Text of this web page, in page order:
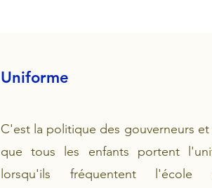
Uniforme
C'est la politique des gouverneurs
que tous les enfants portent
lorsqu'ils fréquentent l'école